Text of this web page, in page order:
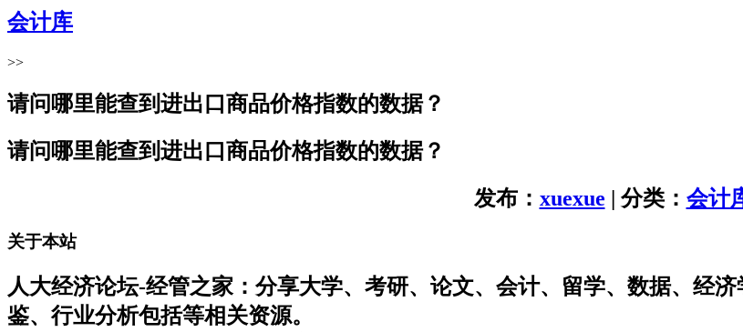
会计库
>>
请问哪里能查到进出口商品价格指数的数据？
请问哪里能查到进出口商品价格指数的数据？
发布： xuexue | 分类： 会计
关于本站
人大经济论坛-经管之家：分享大学、考研、论文、会计、留学、数据、经
鉴、行业分析包括等相关资源。